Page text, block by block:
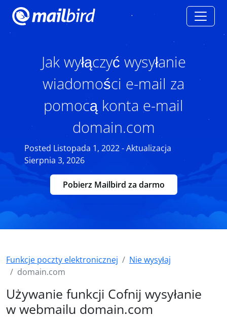
Jak wyłączyć wysyłanie
wiadomości e-mail za
pomocą konta e-mail
domain.com
Posted Listopada 1, 2022 - Aktualizacja
Sierpnia 3, 2026
Pobierz Mailbird za darmo
Funkcje poczty elektronicznej
Nie wysyłaj
domain.com
Używanie funkcji Cofnij wysyłanie
w webmailu domain.com